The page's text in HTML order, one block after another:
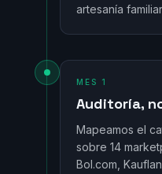
artesanía
MES 1
Auditoría,
Mapeamos el
sobre 14
Bol.com,